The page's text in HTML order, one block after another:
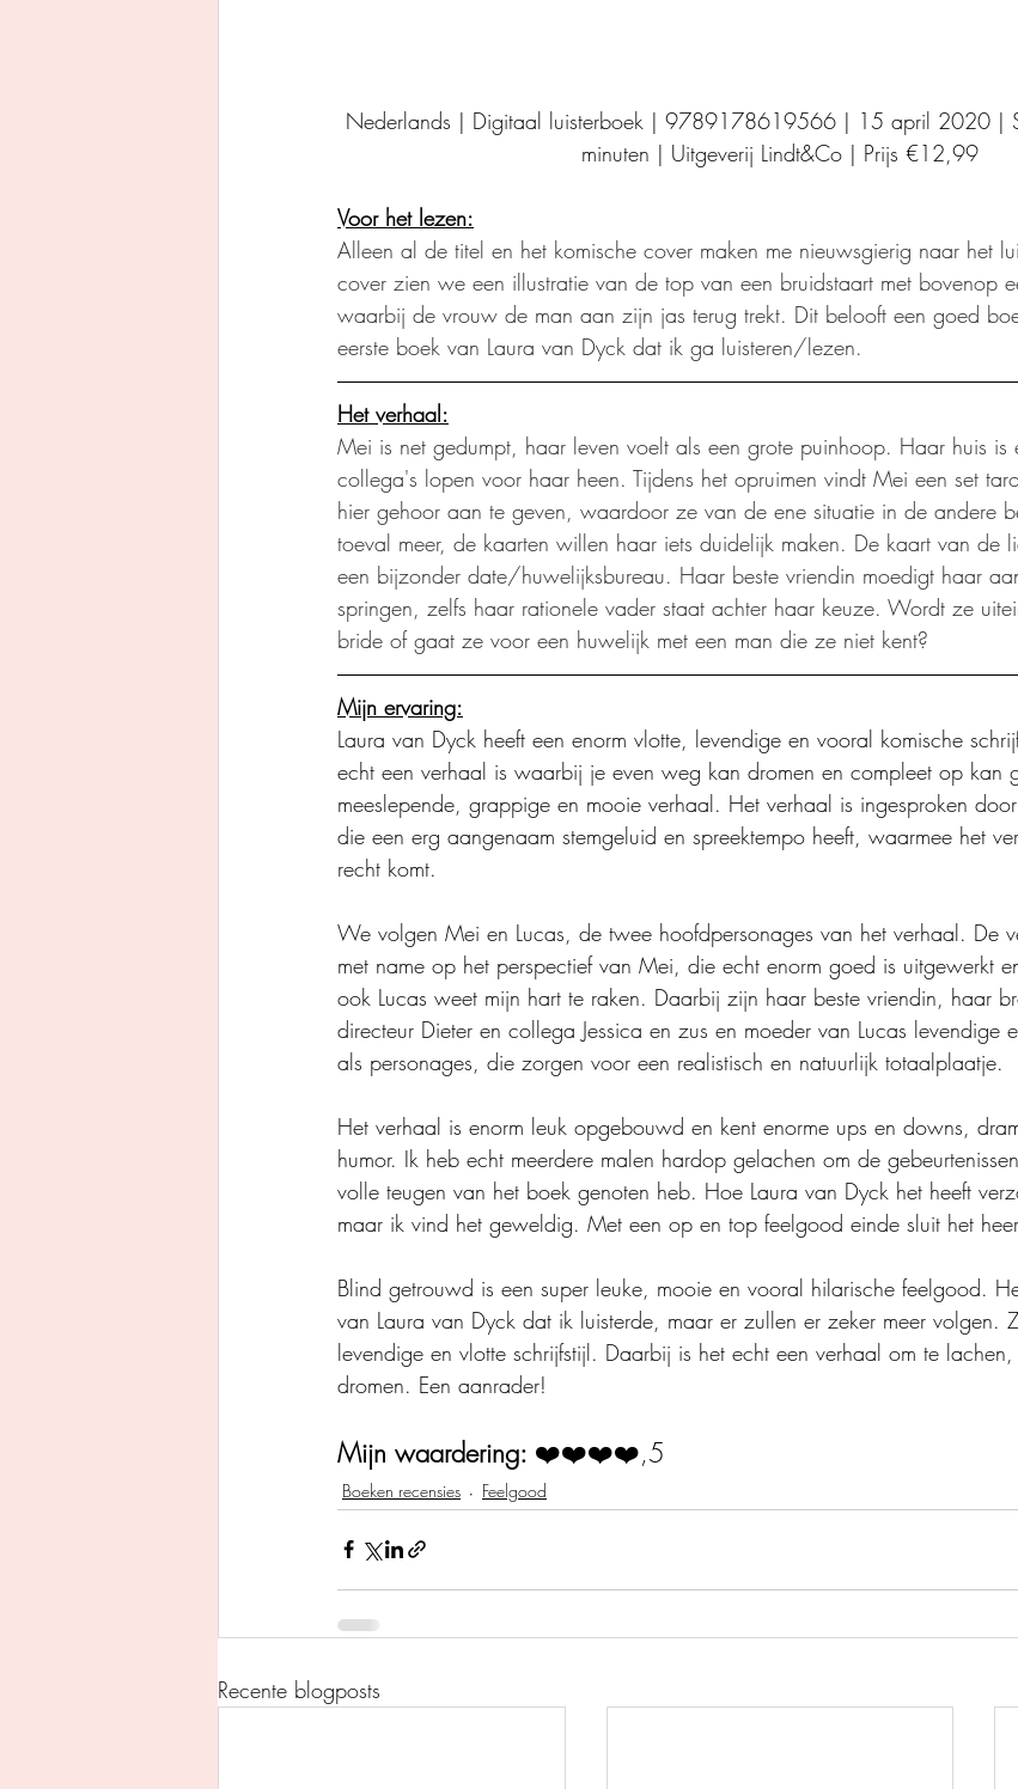
Nederlands | Digitaal luisterboek | 9789178619566 | 15 april 2020 |
minuten | Uitgeverij Lindt&Co | Prijs €12,99
Voor het lezen:
Alleen al de titel en het komische cover maken me nieuwsgierig naar het
cover zien we een illustratie van de top van een bruidstaart met bovenop
waarbij de vrouw de man aan zijn jas terug trekt. Dit belooft een goed
eerste boek van Laura van Dyck dat ik ga luisteren/lezen.
Het verhaal:
Mei is net gedumpt, haar leven voelt als een grote puinhoop. Haar huis is
collega's lopen voor haar heen. Tijdens het opruimen vindt Mei een set
hier gehoor aan te geven, waardoor ze van de ene situatie in de andere
toeval meer, de kaarten willen haar iets duidelijk maken. De kaart van de
een bijzonder date/huwelijksbureau. Haar beste vriendin moedigt haar
springen, zelfs haar rationele vader staat achter haar keuze. Wordt ze
bride of gaat ze voor een huwelijk met een man die ze niet kent?
Mijn ervaring:
Laura van Dyck heeft een enorm vlotte, levendige en vooral komische
echt een verhaal is waarbij je even weg kan dromen en compleet op kan
meeslepende, grappige en mooie verhaal. Het verhaal is ingesproken
die een erg aangenaam stemgeluid en spreektempo heeft, waarmee het
recht komt.
We volgen Mei en Lucas, de twee hoofdpersonages van het verhaal. De
met name op het perspectief van Mei, die echt enorm goed is uitgewerkt
ook Lucas weet mijn hart te raken. Daarbij zijn haar beste vriendin, haar
directeur Dieter en collega Jessica en zus en moeder van Lucas levendige
als personages, die zorgen voor een realistisch en natuurlijk totaalplaatje.
Het verhaal is enorm leuk opgebouwd en kent enorme ups en downs,
humor. Ik heb echt meerdere malen hardop gelachen om de
volle teugen van het boek genoten heb. Hoe Laura van Dyck het heeft
maar ik vind het geweldig. Met een op en top feelgood einde sluit het
Blind getrouwd is een super leuke, mooie en vooral hilarische feelgood.
van Laura van Dyck dat ik luisterde, maar er zullen er zeker meer volgen.
levendige en vlotte schrijfstijl. Daarbij is het echt een verhaal om te
dromen. Een aanrader!
Mijn waardering: ❤️❤️❤️❤️,5
Boeken recensies Feelgood
Recente blogposts